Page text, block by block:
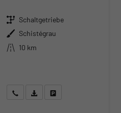
Getriebe Schaltgetriebe
Außenfarbe Schistégrau
Kilometerstand
10 km
Wir rufen Sie anAngebot drucken (PDF)